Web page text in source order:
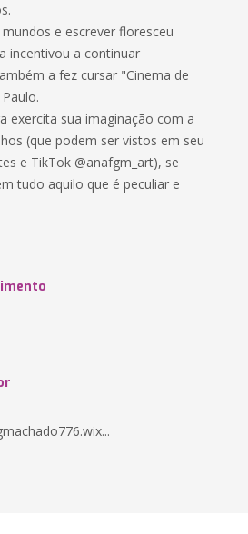
e escrever floresceu
incentivou a continuar
a fez cursar "Cinema de
exercita sua imaginação com a
(que podem ser vistos em seu
e TikTok @anafgm_art), se
tudo aquilo que é peculiar e